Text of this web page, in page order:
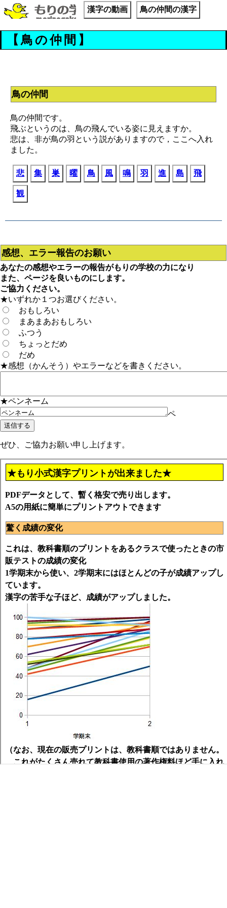
漢字の動画 鳥の仲間の漢字
【鳥の仲間】
鳥の仲間
鳥の仲間です。
飛ぶというのは、鳥の飛んでいる姿に見えますか。
悲は、非が鳥の羽という説がありますので，ここへ入れ
ました。
悲 集 巣 曜 鳥 風 鳴 羽 進 島 飛
観
感想、エラー報告のお願い
あなたの感想やエラーの報告がもりの学校の力になり
また、ページを良いものにします。
ご協力ください。
★いずれか１つお選びください。
おもしろい
まあまあおもしろい
ふつう
ちょっとだめ
だめ
★感想（かんそう）やエラーなどを書きください。
★ペンネーム
ペ
ぜひ、ご協力お願い申し上げます。